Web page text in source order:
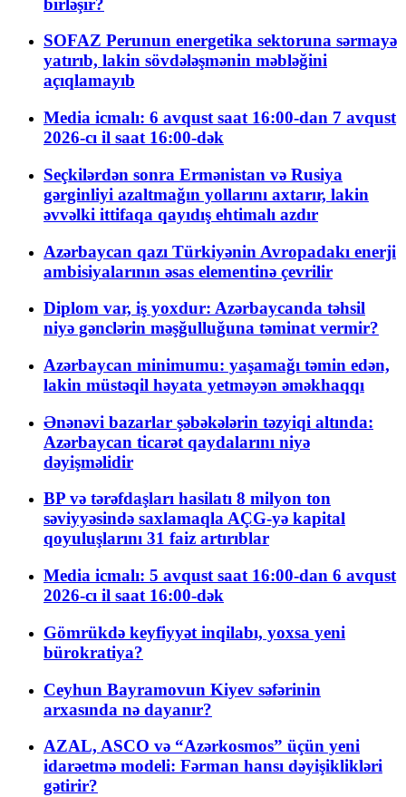
SOFAZ Perunun energetika sektoruna sərmayə
yatırıb, lakin sövdələşmənin məbləğini
açıqlamayıb
Media icmalı: 6 avqust saat 16:00-dan 7 avqust
2026-cı il saat 16:00-dək
Seçkilərdən sonra Ermənistan və Rusiya
gərginliyi azaltmağın yollarını axtarır, lakin
əvvəlki ittifaqa qayıdış ehtimalı azdır
Azərbaycan qazı Türkiyənin Avropadakı enerji
ambisiyalarının əsas elementinə çevrilir
Diplom var, iş yoxdur: Azərbaycanda təhsil
niyə gənclərin məşğulluğuna təminat vermir?
Azərbaycan minimumu: yaşamağı təmin edən,
lakin müstəqil həyata yetməyən əməkhaqqı
Ənənəvi bazarlar şəbəkələrin təzyiqi altında:
Azərbaycan ticarət qaydalarını niyə
dəyişməlidir
BP və tərəfdaşları hasilatı 8 milyon ton
səviyyəsində saxlamaqla AÇG-yə kapital
qoyuluşlarını 31 faiz artırıblar
Media icmalı: 5 avqust saat 16:00-dan 6 avqust
2026-cı il saat 16:00-dək
Gömrükdə keyfiyyət inqilabı, yoxsa yeni
bürokratiya?
Ceyhun Bayramovun Kiyev səfərinin
arxasında nə dayanır?
AZAL, ASCO və “Azərkosmos” üçün yeni
idarəetmə modeli: Fərman hansı dəyişiklikləri
gətirir?